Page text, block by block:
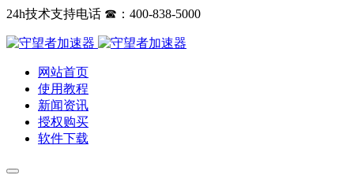
24h技术支持电话 ☎：400-838-5000
网站首页
使用教程
新闻资讯
授权购买
软件下载